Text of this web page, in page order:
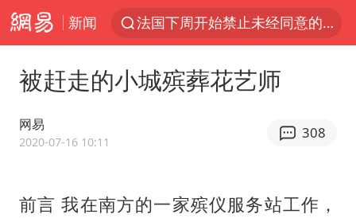
新闻
法国下周开始禁止未经同意的电话营销
台风白海豚进入48小时警戒线
被赶走的小城殡葬花艺师
网易
2020-07-16 10:11
308
前言 我在南方的一家殡仪服务站工作，